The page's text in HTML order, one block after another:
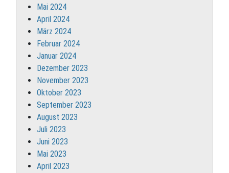
Mai 2024
April 2024
März 2024
Februar 2024
Januar 2024
Dezember 2023
November 2023
Oktober 2023
September 2023
August 2023
Juli 2023
Juni 2023
Mai 2023
April 2023